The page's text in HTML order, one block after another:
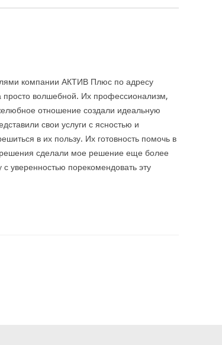
компании АКТИВ Плюс по адресу
волшебной. Их профессионализм,
отношение создали идеальную
свои услуги с ясностью и
в их пользу. Их готовность помочь в
сделали мое решение еще более
уверенностью порекомендовать эту